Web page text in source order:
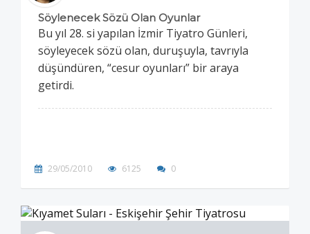
Söylenecek Sözü Olan Oyunlar
Bu yıl 28. si yapılan İzmir Tiyatro Günleri,
söyleyecek sözü olan, duruşuyla, tavrıyla
düşündüren, “cesur oyunları” bir araya
getirdi.
29/05/2010 6125 0